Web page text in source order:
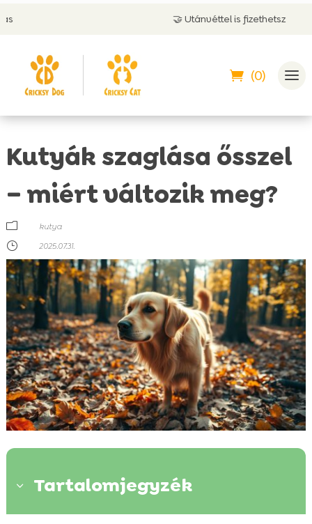
🤝 Utánvéttel is fizethetsz
(0)
Kutyák szaglása ősszel
– miért változik meg?
m
kutya
}
2025.07.31.
3 Tartalomjegyzék